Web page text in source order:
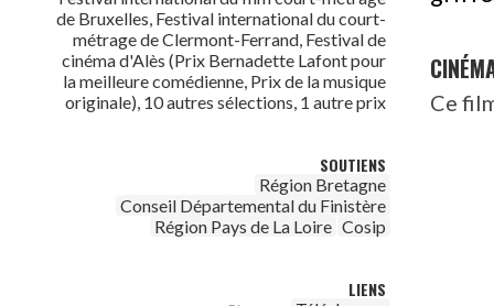
de Bruxelles, Festival international du court-
métrage de Clermont-Ferrand, Festival de
cinéma d'Alès (Prix Bernadette Lafont pour
la meilleure comédienne, Prix de la musique
originale), 10 autres sélections, 1 autre prix
SOUTIENS
Région Bretagne
Conseil Départemental du Finistère
Région Pays de La Loire Cosip
LIENS
Ce